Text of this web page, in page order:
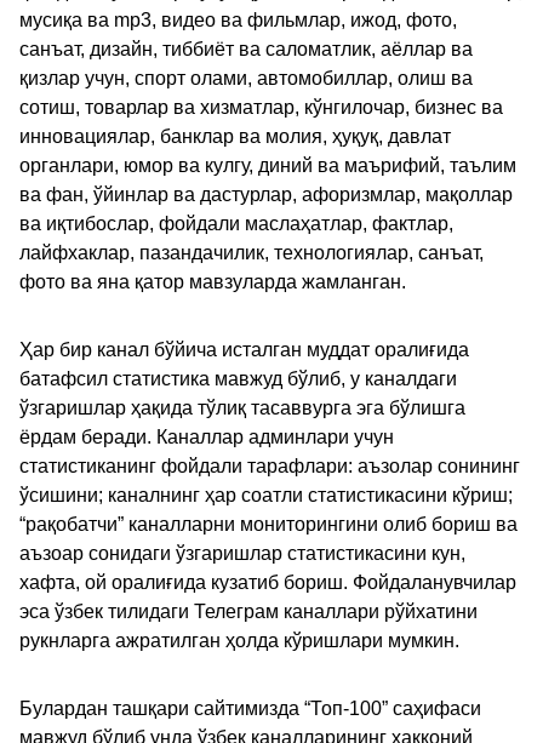
мусиқа ва mp3, видео ва фильмлар, ижод, фото,
санъат, дизайн, тиббиёт ва саломатлик, аёллар ва
қизлар учун, спорт олами, автомобиллар, олиш ва
сотиш, товарлар ва хизматлар, кўнгилочар, бизнес ва
инновациялар, банклар ва молия, ҳуқуқ, давлат
органлари, юмор ва кулгу, диний ва маърифий, таълим
ва фан, ўйинлар ва дастурлар, афоризмлар, мақоллар
ва иқтибослар, фойдали маслаҳатлар, фактлар,
лайфхаклар, пазандачилик, технологиялар, санъат,
фото ва яна қатор мавзуларда жамланган.
Ҳар бир канал бўйича исталган муддат оралиғида
батафсил статистика мавжуд бўлиб, у каналдаги
ўзгаришлар ҳақида тўлиқ тасаввурга эга бўлишга
ёрдам беради. Каналлар админлари учун
статистиканинг фойдали тарафлари: аъзолар сонининг
ўсишини; каналнинг ҳар соатли статистикасини кўриш;
“рақобатчи” каналларни мониторингини олиб бориш ва
аъзоар сонидаги ўзгаришлар статистикасини кун,
хафта, ой оралиғида кузатиб бориш. Фойдаланувчилар
эса ўзбек тилидаги Телеграм каналлари рўйхатини
рукнларга ажратилган ҳолда кўришлари мумкин.
Булардан ташқари сайтимизда “Топ-100” саҳифаси
мавжуд бўлиб унда ўзбек каналларининг ҳаққоний